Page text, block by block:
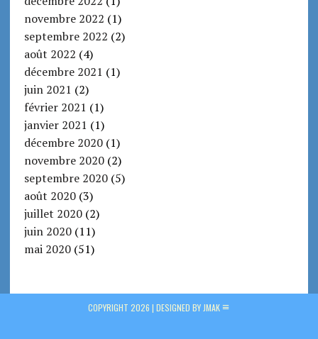
novembre 2022 (1)
septembre 2022 (2)
août 2022 (4)
décembre 2021 (1)
juin 2021 (2)
février 2021 (1)
janvier 2021 (1)
décembre 2020(1)
novembre 2020(2)
septembre 2020(5)
août 2020(3)
juillet 2020(2)
juin 2020(11)
mai 2020(51)
COPYRIGHT 2026 | DESIGNED BY JMAK